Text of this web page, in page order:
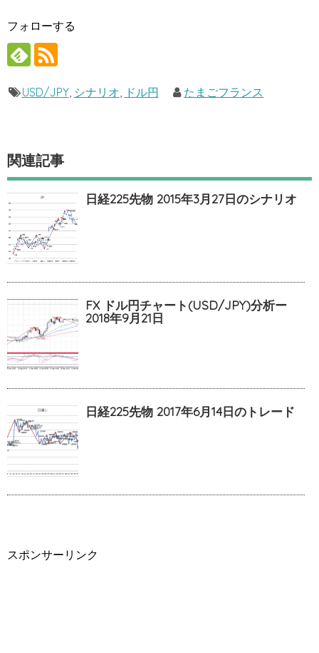
フォローする
USD/JPY, シナリオ, ドル円 たまごフランス
関連記事
日経225先物 2015年3月27日のシナリオ
FX ドル円チャート(USD/JPY)分析ー
2018年9月21日
日経225先物 2017年6月14日のトレード
スポンサーリンク